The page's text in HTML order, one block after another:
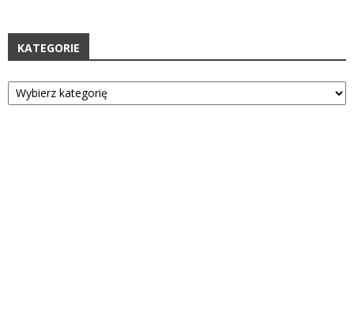
KATEGORIE
Kategorie